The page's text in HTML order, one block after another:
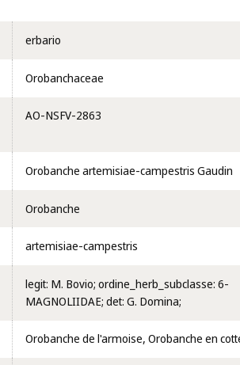
erbario
Orobanchaceae
AO-NSFV-2863
Orobanche artemisiae-campestris Gaudin
Orobanche
artemisiae-campestris
legit: M. Bovio; ordine_herb_subclasse: 6-
MAGNOLIIDAE; det: G. Domina;
Orobanche de l'armoise, Orobanche en